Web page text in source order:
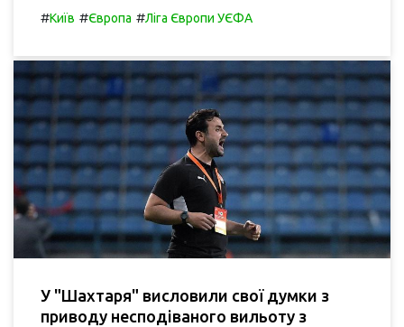
#Київ #Європа #Ліга Європи УЄФА
У "Шахтаря" висловили свої думки з
приводу несподіваного вильоту з